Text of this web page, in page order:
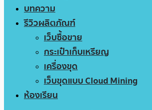
บทความ
รีวิวผลิตภัณฑ์
เว็บซื้อขาย
กระเป๋าเก็บเหรียญ
เครื่องขุด
เว็บขุดแบบ Cloud Mining
ห้องเรียน